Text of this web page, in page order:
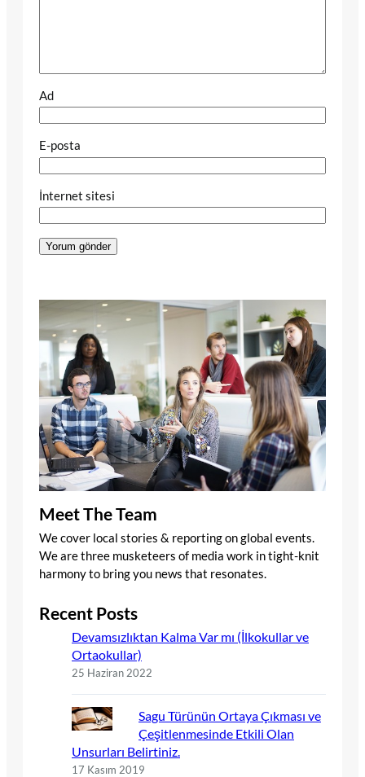
Ad
E-posta
İnternet sitesi
Meet The Team
We cover local stories & reporting on global events.
We are three musketeers of media work in tight-knit
harmony to bring you news that resonates.
Recent Posts
Devamsızlıktan Kalma Var mı (İlkokullar ve
Ortaokullar)
25 Haziran 2022
Sagu Türünün Ortaya Çıkması ve
Çeşitlenmesinde Etkili Olan
Unsurları Belirtiniz.
17 Kasım 2019